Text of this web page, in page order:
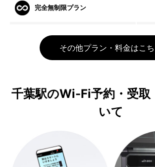
完全無制限プラン
その他プラン・料金はこ
千葉駅のWi-Fi予約・受取
いて